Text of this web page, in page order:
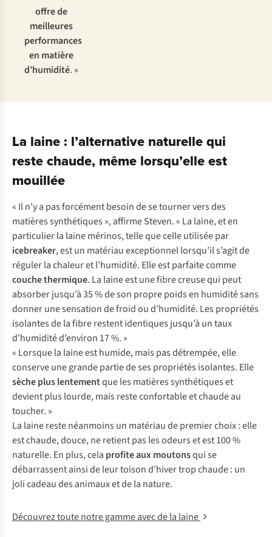
offre de
meilleures
performances
en matière
d’humidité. »
La laine : l’alternative naturelle qui
reste chaude, même lorsqu’elle est
mouillée
« Il n’y a pas forcément besoin de se tourner vers des
matières synthétiques », affirme Steven. « La laine, et en
particulier la laine mérinos, telle que celle utilisée par
icebreaker, est un matériau exceptionnel lorsqu’il s’agit de
réguler la chaleur et l’humidité. Elle est parfaite comme
couche thermique. La laine est une fibre creuse qui peut
absorber jusqu’à 35 % de son propre poids en humidité sans
donner une sensation de froid ou d’humidité. Les propriétés
isolantes de la fibre restent identiques jusqu’à un taux
d’humidité d’environ 17 %. »
« Lorsque la laine est humide, mais pas détrempée, elle
conserve une grande partie de ses propriétés isolantes. Elle
sèche plus lentementque les matières synthétiques et
devient plus lourde, mais reste confortable et chaude au
toucher. »
La laine reste néanmoins un matériau de premier choix : elle
est chaude, douce, ne retient pas les odeurs et est 100 %
naturelle. En plus, cela profite aux moutonsqui se
débarrassent ainsi de leur toison d’hiver trop chaude : un
joli cadeau des animaux et de la nature.
Découvrez toute notre gamme avec de la laine